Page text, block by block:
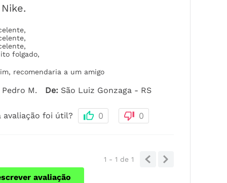
,
,
,
folgado,
recomendaria a um amigo
Pedro M. De: São Luiz Gonzaga - RS
avaliação foi útil? 0 0
1 - 1 de 1
avaliação